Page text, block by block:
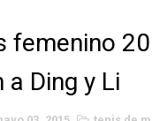
2026 - GP
femenino
Ding y Li